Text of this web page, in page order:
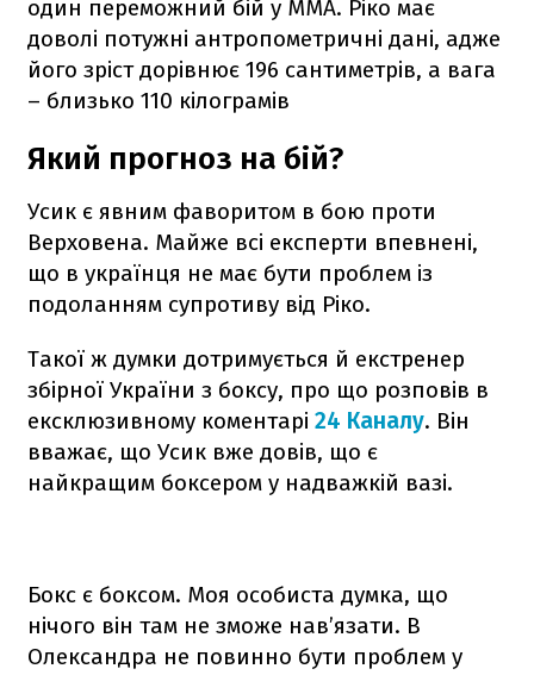
один переможний бій у ММА. Ріко має
доволі потужні антропометричні дані, адже
його зріст дорівнює 196 сантиметрів, а вага
– близько 110 кілограмів
Який прогноз на бій?
Усик є явним фаворитом в бою проти
Верховена. Майже всі експерти впевнені,
що в українця не має бути проблем із
подоланням супротиву від Ріко.
Такої ж думки дотримується й екстренер
збірної України з боксу, про що розповів в
ексклюзивному коментарі 24 Каналу. Він
вважає, що Усик вже довів, що є
найкращим боксером у надважкій вазі.
Бокс є боксом. Моя особиста думка, що
нічого він там не зможе нав’язати. В
Олександра не повинно бути проблем у